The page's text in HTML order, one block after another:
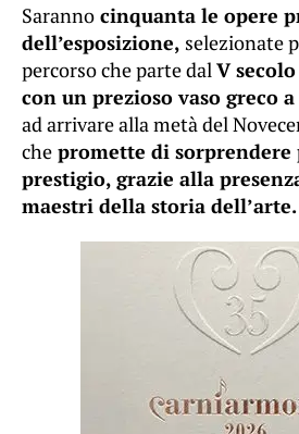
Saranno cinquanta le opere
dell’esposizione, selezionate
percorso che parte dal V
con un prezioso vaso greco
ad arrivare alla metà del
che promette di sorprendere
prestigio, grazie alla
maestri della storia dell’arte.